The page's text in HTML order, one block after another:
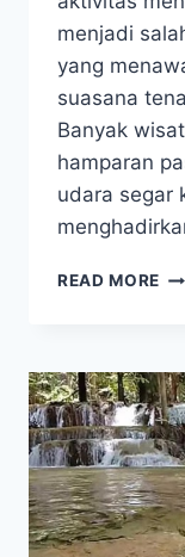
menjadi
yang
suasana
Banyak
hamparan
udara segar
READ MORE